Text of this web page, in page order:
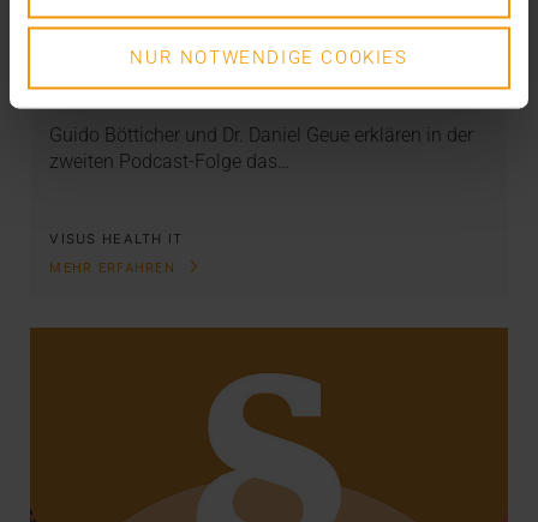
NUR NOTWENDIGE COOKIES
NEWS
Endlich gibt´s Geld
04.11.2020
Guido Bötticher und Dr. Daniel Geue erklären in der
zweiten Podcast-Folge das…
VISUS HEALTH IT
MEHR ERFAHREN